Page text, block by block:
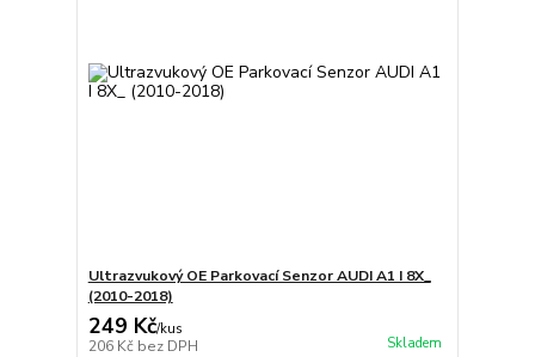
Ultrazvukový OE Parkovací Senzor AUDI A1 I 8X_
(2010-2018)
249 Kč/kus
206 Kč bez DPH Skladem